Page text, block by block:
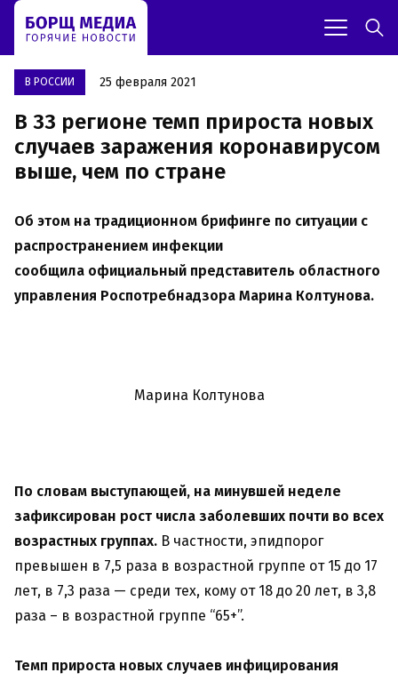
В РОССИИ 25 февраля 2021
В 33 регионе темп прироста новых
случаев заражения коронавирусом
выше, чем по стране
Об этом на традиционном брифинге по ситуации с
распространением инфекции
сообщила официальный представитель областного
управления Роспотребнадзора Марина Колтунова.
Марина Колтунова
По словам выступающей, на минувшей неделе
зафиксирован рост числа заболевших почти во всех
возрастных группах. В частности, эпидпорог
превышен в 7,5 раза в возрастной группе от 15 до 17
лет, в 7,3 раза — среди тех, кому от 18 до 20 лет, в 3,8
раза – в возрастной группе “65+”.
Темп прироста новых случаев инфицирования